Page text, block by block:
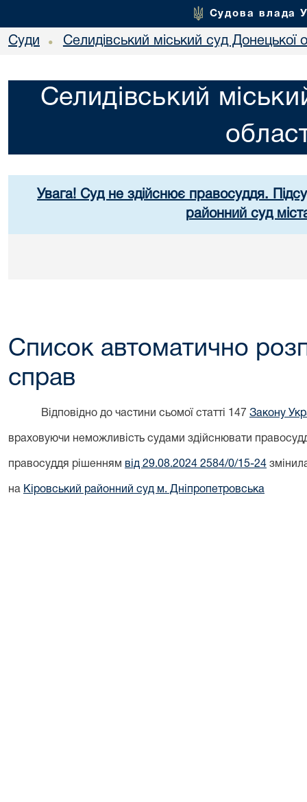
Судова влада
Суди • Селидівський міський суд Донецької
Селидівський
Увага! Суд не здійснює правосуддя.
районний суд
Список автоматично
справ
Відповідно до частини сьомої статті 147 Закону
враховуючи неможливість судами здійснювати
правосуддя рішенням від 29.08.2024 2584/0/15-24
на Кіровський районний суд м. Дніпропетровська